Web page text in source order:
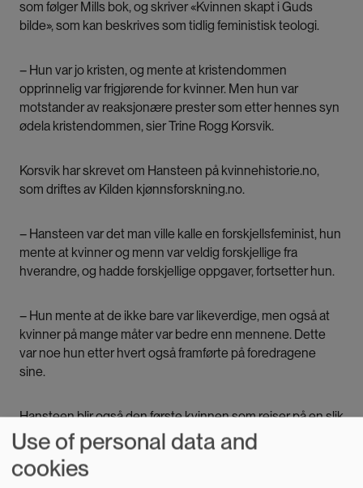
som følger Mills bok, og skriver «Kvinnen skapt i Guds
bilde», som kan beskrives som tidlig feministisk teologi.
– Hun var jo kristen, og mente at kristendommen
opprinnelig var frigjørende for kvinner. Men hun var
motstander av reaksjonære prester som etter hennes syn
ødela kristendommen, sier Trine Rogg Korsvik.
Korsvik har skrevet om Hansteen på kvinnehistorie.no,
som driftes av Kilden kjønnsforskning.no.
– Hansteen var det man ville kalle en forskjellsfeminist, hun
mente at kvinner og menn var veldig forskjellige fra
hverandre, og hadde forskjellige oppgaver, fortsetter hun.
– Hun mente at de ikke bare var likeverdige, men også at
kvinner på mange måter var bedre enn mennene. Dette
var noe hun etter hvert også framførte på foredragene
sine.
Hansteen blir også den første kvinnen som reiser på en slik
foredragsturne, og taler offentlig.
I et intervju i Dagbladet sier hun senere: «Alt som er
Use of personal data and
cookies